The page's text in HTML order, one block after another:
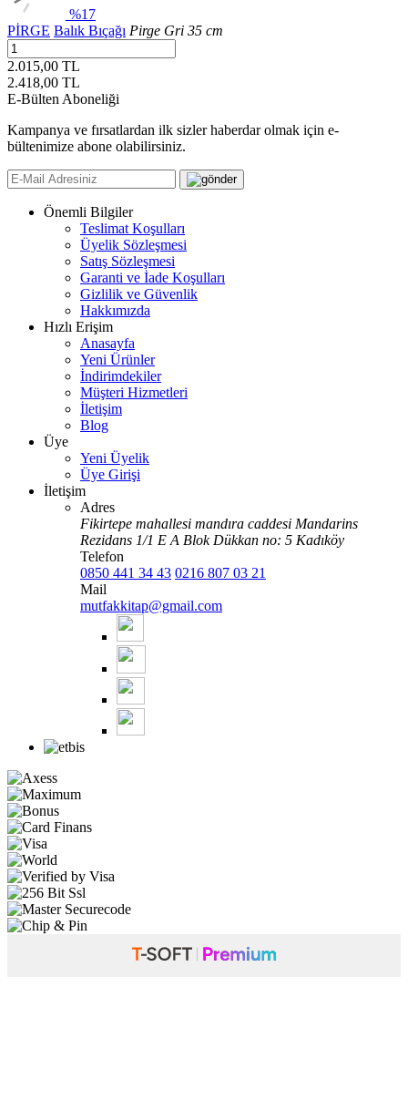
%17
PİRGE Balık Bıçağı Pirge Gri 35 cm
2.015,00 TL
2.418,00 TL
E-Bülten Aboneliği
Kampanya ve fırsatlardan ilk sizler haberdar olmak için e-
bültenimize abone olabilirsiniz.
Önemli Bilgiler
Teslimat Koşulları
Üyelik Sözleşmesi
Satış Sözleşmesi
Garanti ve İade Koşulları
Gizlilik ve Güvenlik
Hakkımızda
Hızlı Erişim
Anasayfa
Yeni Ürünler
İndirimdekiler
Müşteri Hizmetleri
İletişim
Blog
Üye
Yeni Üyelik
Üye Girişi
İletişim
Adres
Fikirtepe mahallesi mandıra caddesi Mandarins
Rezidans 1/1 E A Blok Dükkan no: 5 Kadıköy
Telefon
0850 441 34 43 0216 807 03 21
Mail
mutfakkitap@gmail.com